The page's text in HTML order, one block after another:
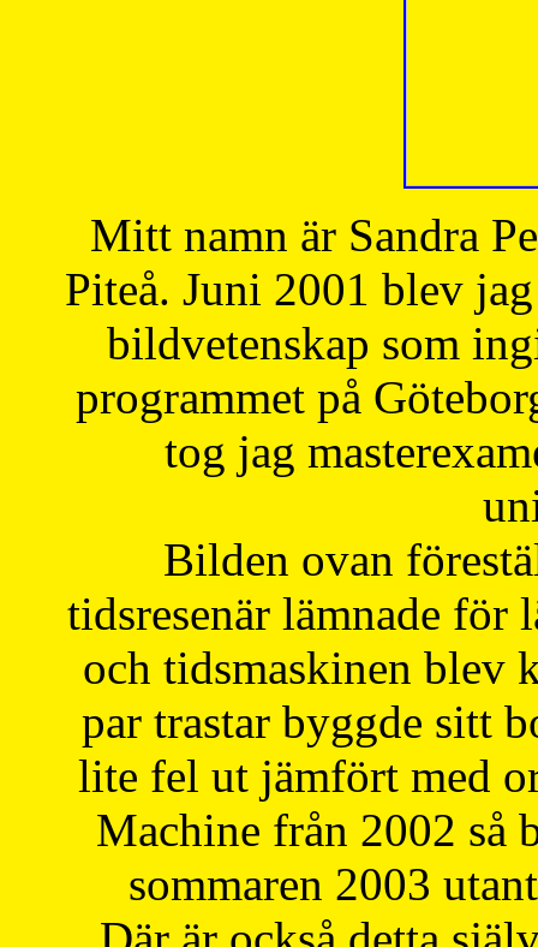
Mitt namn är Sandra
Piteå. Juni 2001 blev
bildvetenskap som
programmet på
tog jag
Bilden ovan
tidsresenär lämnade för
och tidsmaskinen blev
par trastar byggde sitt
lite fel ut jämfört med
Machine från 2002 så
sommaren 2003